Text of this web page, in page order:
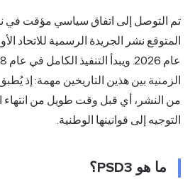
المتوقع نشر الجريدة الرسمية للاتحاد
من النشر، أي قبل وقت طويل من انتهاء
التوجيه إلى قوانينها الوطنية.
ما هو PSD3؟